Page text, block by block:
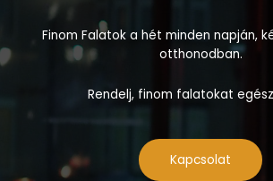
Finom Falatok a hét minden napján,
otthonodban.
Rendelj, finom falatokat
Kapcsolat